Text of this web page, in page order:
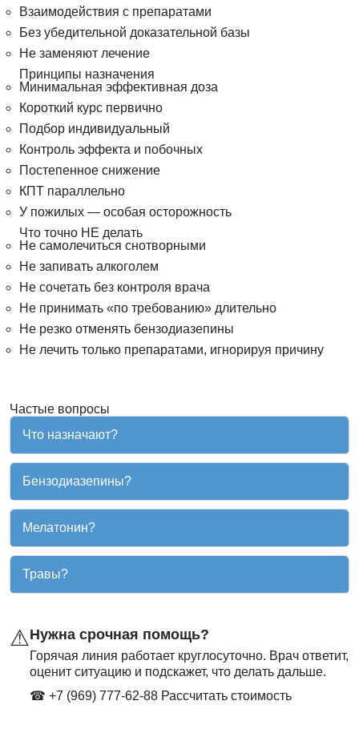
Взаимодействия с препаратами
Без убедительной доказательной базы
Не заменяют лечение
Принципы назначения
Минимальная эффективная доза
Короткий курс первично
Подбор индивидуальный
Контроль эффекта и побочных
Постепенное снижение
КПТ параллельно
У пожилых — особая осторожность
Что точно НЕ делать
Не самолечиться снотворными
Не запивать алкоголем
Не сочетать без контроля врача
Не принимать «по требованию» длительно
Не резко отменять бензодиазепины
Не лечить только препаратами, игнорируя причину
Частые вопросы
Что назначают?
Бензодиазепины?
Мелатонин?
Травы?
⚠Нужна срочная помощь?
Горячая линия работает круглосуточно. Врач ответит,
оценит ситуацию и подскажет, что делать дальше.
☎ +7 (969) 777-62-88 Рассчитать стоимость